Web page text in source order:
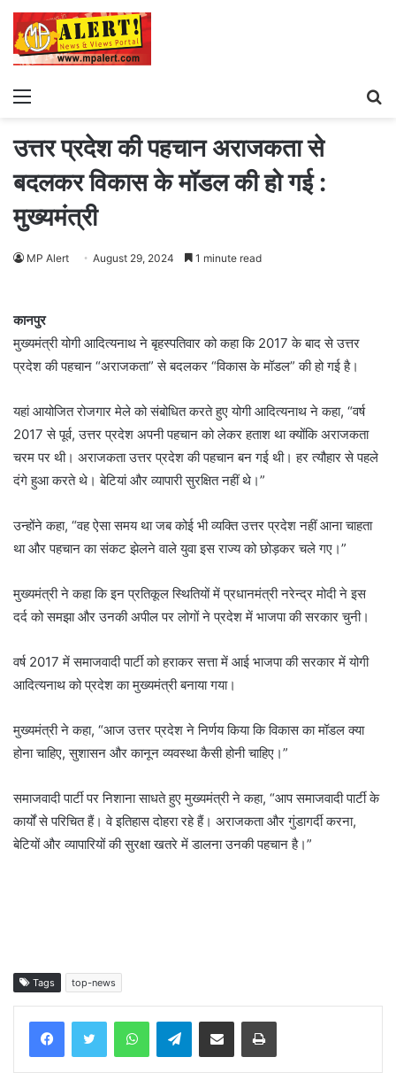
Menu
उत्तर प्रदेश की पहचान अराजकता से
बदलकर विकास के मॉडल की हो गई :
मुख्यमंत्री
MP Alert August 29, 2024 1 minute read
कानपुर
मुख्यमंत्री योगी आदित्यनाथ ने बृहस्पतिवार को कहा कि 2017 के बाद से उत्तर
प्रदेश की पहचान “अराजकता” से बदलकर “विकास के मॉडल” की हो गई है।
यहां आयोजित रोजगार मेले को संबोधित करते हुए योगी आदित्यनाथ ने कहा, “वर्ष
2017 से पूर्व, उत्तर प्रदेश अपनी पहचान को लेकर हताश था क्योंकि अराजकता
चरम पर थी। अराजकता उत्तर प्रदेश की पहचान बन गई थी। हर त्यौहार से पहले
दंगे हुआ करते थे। बेटियां और व्यापारी सुरक्षित नहीं थे।”
उन्होंने कहा, “वह ऐसा समय था जब कोई भी व्यक्ति उत्तर प्रदेश नहीं आना चाहता
था और पहचान का संकट झेलने वाले युवा इस राज्य को छोड़कर चले गए।”
मुख्यमंत्री ने कहा कि इन प्रतिकूल स्थितियों में प्रधानमंत्री नरेन्द्र मोदी ने इस
दर्द को समझा और उनकी अपील पर लोगों ने प्रदेश में भाजपा की सरकार चुनी।
वर्ष 2017 में समाजवादी पार्टी को हराकर सत्ता में आई भाजपा की सरकार में योगी
आदित्यनाथ को प्रदेश का मुख्यमंत्री बनाया गया।
मुख्यमंत्री ने कहा, “आज उत्तर प्रदेश ने निर्णय किया कि विकास का मॉडल क्या
होना चाहिए, सुशासन और कानून व्यवस्था कैसी होनी चाहिए।”
समाजवादी पार्टी पर निशाना साधते हुए मुख्यमंत्री ने कहा, “आप समाजवादी पार्टी के
कार्यों से परिचित हैं। वे इतिहास दोहरा रहे हैं। अराजकता और गुंडागर्दी करना,
बेटियों और व्यापारियों की सुरक्षा खतरे में डालना उनकी पहचान है।”
Tags top-news
WhatsAppTelegramShare via Email Print